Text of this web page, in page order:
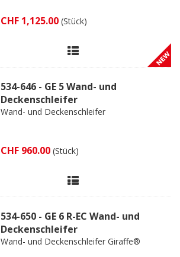
CHF 1,125.00 (Stück)
534-646 - GE 5 Wand- und
Deckenschleifer
Wand- und Deckenschleifer
CHF 960.00 (Stück)
534-650 - GE 6 R-EC Wand- und
Deckenschleifer
Wand- und Deckenschleifer Giraffe®